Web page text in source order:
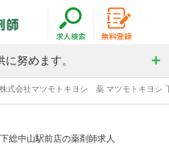
努めます。
株式会社マツモトキヨシ 薬 マツモトキヨシ
総中山駅前店の薬剤師求人